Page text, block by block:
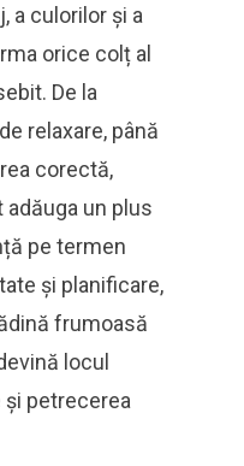
a culorilor și a
orice colț al
De la
relaxare, până
corectă,
un plus
pe termen
și planificare,
frumoasă
locul
petrecerea